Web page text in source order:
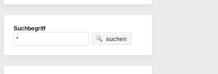
Suchbegriff
suchen